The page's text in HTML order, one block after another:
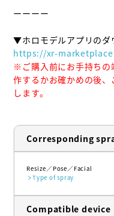
ーーーー
https://xr-
※ご購入前にお手持ちの
作するかお確かめの後
します。
Corresponding
Resize Pose
Facial
Type of spray
Compatible device